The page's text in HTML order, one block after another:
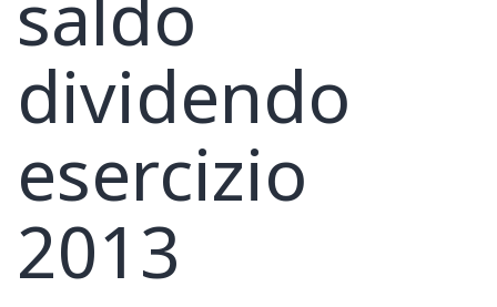
saldo
dividendo
esercizio
2013